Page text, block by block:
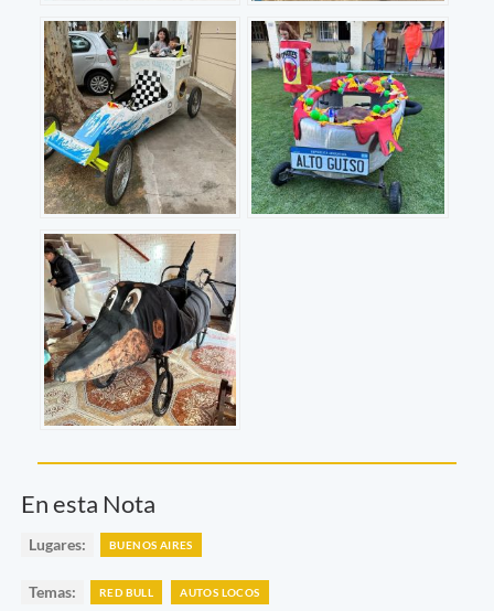
En esta Nota
Lugares: BUENOS AIRES
Temas: RED BULL AUTOS LOCOS